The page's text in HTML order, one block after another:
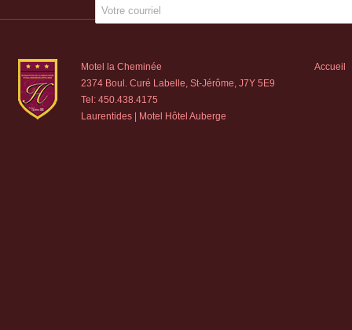
Motel la Cheminée
2374 Boul. Curé Labelle, St-Jérôme, J7Y 5E9
Tel: 450.438.4175
Laurentides | Motel Hôtel Auberge
Accueil